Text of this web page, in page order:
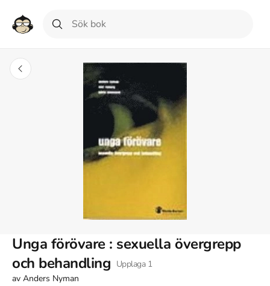
Unga förövare : sexuella övergrepp
och behandling Upplaga 1
av Anders Nyman